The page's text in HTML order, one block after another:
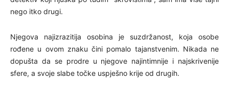
nego itko drugi.
Njegova najizrazitija osobina je suzdržanost, koja osobe
rođene u ovom znaku čini pomalo tajanstvenim. Nikada ne
dopušta da se prodre u njegove najintimnije i najskrivenije
sfere, a svoje slabe točke uspješno krije od drugih.